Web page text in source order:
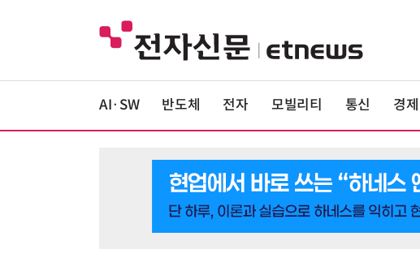
AI·SW 반도체 전자 모빌리티 통신 경제